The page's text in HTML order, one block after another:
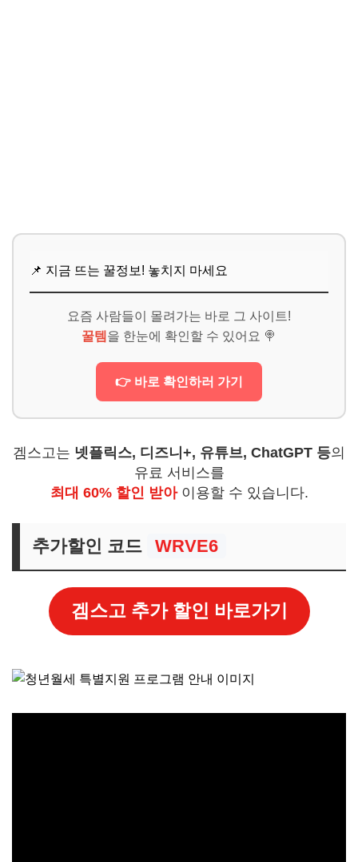
📌 지금 뜨는 꿀정보! 놓치지 마세요
요즘 사람들이 몰려가는 바로 그 사이트!
꿀템 을 한눈에 확인할 수 있어요 🍭
👉 바로 확인하러 가기
겜스고는 넷플릭스, 디즈니+, 유튜브, ChatGPT 등의
유료 서비스를
최대 60% 할인 받아이용할 수 있습니다.
추가할인 코드 WRVE6
겜스고 추가 할인 바로가기